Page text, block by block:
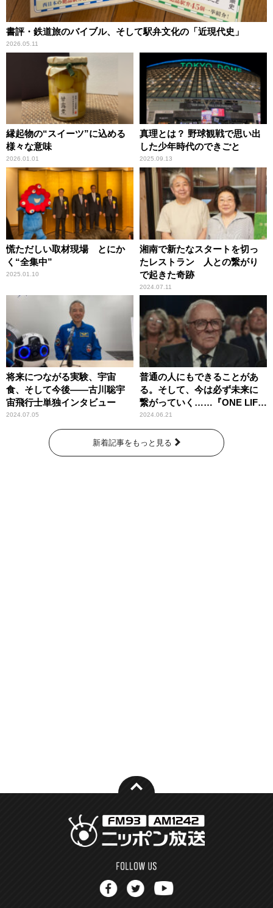
書評・鉄道旅のバイブル、そして駅弁文化の「近現代史」
2026.05.11
縁起物の“スイーツ”に込める
様々な意味
2026.01.01
真理とは？ 野球観戦で思い出
した少年時代のできごと
2025.09.13
慌ただしい取材現場 とにか
く“全集中”
2025.01.10
湘南で新たなスタートを切っ
たレストラン 人との繋がり
で起きた奇跡
2024.07.11
将来につながる実験、宇宙
食、そして今後――古川聡宇
宙飛行士単独インタビュー
2024.07.05
普通の人にもできることがあ
る。そして、今は必ず未来に
繋がっていく……『ONE LIFE
奇跡が繋いだ6000の命』
2024.06.21
新着記事をもっと見る